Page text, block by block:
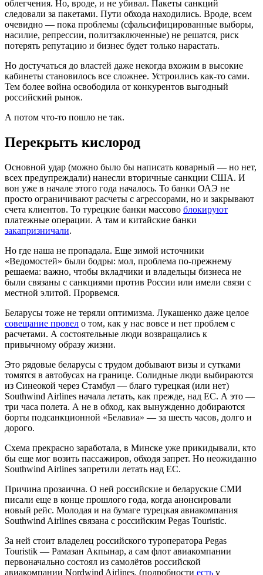
облегчения. Но, вроде, и не убивал. Пакеты санкций
следовали за пакетами. Пути обхода находились. Вроде, всем
очевидно — пока проблемы (сфальсифицированные выборы,
насилие, репрессии, политзаключенные) не решатся, риск
потерять репутацию и бизнес будет только нарастать.
Но достучаться до властей даже некогда вхожим в высокие
кабинеты становилось все сложнее. Устроились как-то сами.
Тем более война освободила от конкурентов выгодный
российский рынок.
А потом что-то пошло не так.
Перекрыть кислород
Основной удар (можно было бы написать коварный — но нет,
всех предупреждали) нанесли вторичные санкции США. И
вон уже в начале этого года началось. То банки ОАЭ не
просто ограничивают расчеты с агрессорами, но и закрывают
счета клиентов. То турецкие банки массово блокируют
платежные операции. А там и китайские банки
закапризничали.
Но где наша не пропадала. Еще зимой источники
«Ведомостей» были бодры: мол, проблема по-прежнему
решаема: важно, чтобы вкладчики и владельцы бизнеса не
были связаны с санкциями против России или имели связи с
местной элитой. Прорвемся.
Беларусы тоже не теряли оптимизма. Лукашенко даже целое
совещание провел о том, как у нас вовсе и нет проблем с
расчетами. А состоятельные люди возвращались к
привычному образу жизни.
Это рядовые беларусы с трудом добывают визы и сутками
томятся в автобусах на границе. Солидные люди выбираются
из Синеокой через Стамбул — благо турецкая (или нет)
Southwind Airlines начала летать, как прежде, над ЕС. А это —
три часа полета. А не в обход, как вынужденно добираются
борты подсанкционной «Белавиа» — за шесть часов, долго и
дорого.
Схема прекрасно заработала, в Минске уже прикидывали, кто
бы еще мог возить пассажиров, обходя запрет. Но неожиданно
Southwind Airlines запретили летать над ЕС.
Причина прозаична. О ней российские и беларуские СМИ
писали еще в конце прошлого года, когда анонсировали
новый рейс. Молодая и на бумаге турецкая авиакомпания
Southwind Airlines связана с российским Pegas Touristic.
За ней стоит владелец российского туроператора Pegas
Touristik — Рамазан Акпынар, а сам флот авиакомпании
первоначально состоял из самолётов российской
авиакомпании Nordwind Airlines. (подробности есть у